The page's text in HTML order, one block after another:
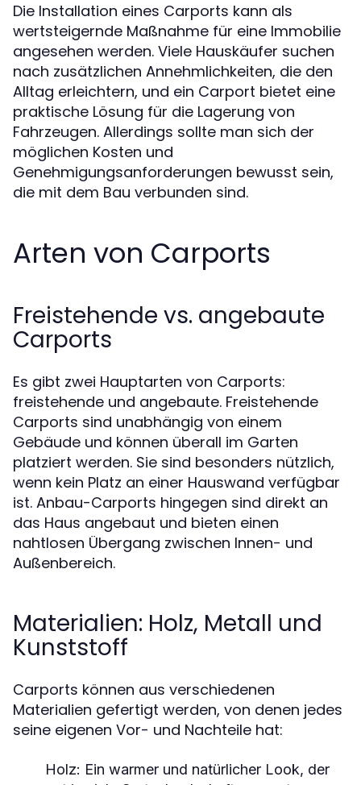
Die Installation eines Carports kann als
wertsteigernde Maßnahme für eine Immobilie
angesehen werden. Viele Hauskäufer suchen
nach zusätzlichen Annehmlichkeiten, die den
Alltag erleichtern, und ein Carport bietet eine
praktische Lösung für die Lagerung von
Fahrzeugen. Allerdings sollte man sich der
möglichen Kosten und
Genehmigungsanforderungen bewusst sein,
die mit dem Bau verbunden sind.
Arten von Carports
Freistehende vs. angebaute
Carports
Es gibt zwei Hauptarten von Carports:
freistehende und angebaute. Freistehende
Carports sind unabhängig von einem
Gebäude und können überall im Garten
platziert werden. Sie sind besonders nützlich,
wenn kein Platz an einer Hauswand verfügbar
ist. Anbau-Carports hingegen sind direkt an
das Haus angebaut und bieten einen
nahtlosen Übergang zwischen Innen- und
Außenbereich.
Materialien: Holz, Metall und
Kunststoff
Carports können aus verschiedenen
Materialien gefertigt werden, von denen jedes
seine eigenen Vor- und Nachteile hat:
Holz: Ein warmer und natürlicher Look, der